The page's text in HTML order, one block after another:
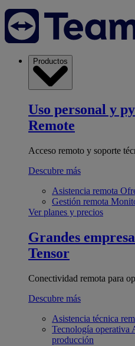
Productos
Uso personal y
Remote
Acceso remoto y soporte
Descubre más
Asistencia remota
Gestión remota
Ver planes y precios
Grandes
Tensor
Conectividad remota para
Descubre más
Asistencia técnica
Tecnología operativa
producción